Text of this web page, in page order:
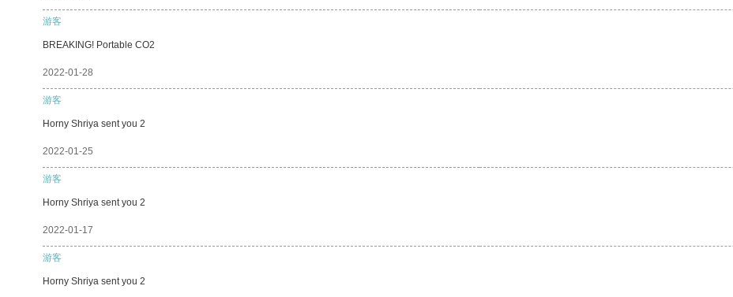
游客
BREAKING! Portable CO2
2022-01-28
游客
Horny Shriya sent you 2
2022-01-25
游客
Horny Shriya sent you 2
2022-01-17
游客
Horny Shriya sent you 2